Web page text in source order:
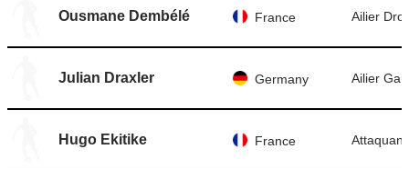
Ousmane Dembélé France Ailier
Julian Draxler Germany Ailier
Hugo Ekitike France Attaquant